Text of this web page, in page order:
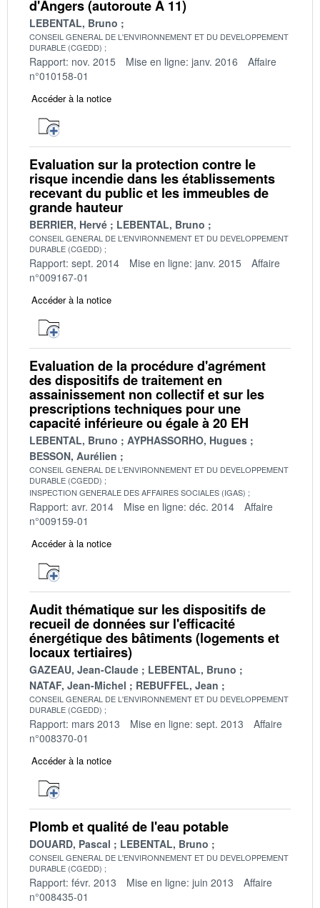
d'Angers (autoroute A 11)
LEBENTAL, Bruno
CONSEIL GENERAL DE L'ENVIRONNEMENT ET DU DEVELOPPEMENT
DURABLE (CGEDD)
Rapport: nov. 2015 Mise en ligne: janv. 2016
Affaire
n°010158-01
Accéder à la notice
Evaluation sur la protection contre le
risque incendie dans les établissements
recevant du public et les immeubles de
grande hauteur
BERRIER, Hervé LEBENTAL, Bruno
CONSEIL GENERAL DE L'ENVIRONNEMENT ET DU DEVELOPPEMENT
DURABLE (CGEDD)
Rapport: sept. 2014 Mise en ligne: janv. 2015
Affaire
n°009167-01
Accéder à la notice
Evaluation de la procédure d'agrément
des dispositifs de traitement en
assainissement non collectif et sur les
prescriptions techniques pour une
capacité inférieure ou égale à 20 EH
LEBENTAL, Bruno
AYPHASSORHO, Hugues
BESSON, Aurélien
CONSEIL GENERAL DE L'ENVIRONNEMENT ET DU DEVELOPPEMENT
DURABLE (CGEDD)
INSPECTION GENERALE DES AFFAIRES SOCIALES (IGAS)
Rapport: avr. 2014 Mise en ligne: déc. 2014
Affaire
n°009159-01
Accéder à la notice
Audit thématique sur les dispositifs de
recueil de données sur l'efficacité
énergétique des bâtiments (logements et
locaux tertiaires)
GAZEAU, Jean-Claude
LEBENTAL, Bruno
NATAF, Jean-Michel
REBUFFEL, Jean
CONSEIL GENERAL DE L'ENVIRONNEMENT ET DU DEVELOPPEMENT
DURABLE (CGEDD)
Rapport: mars 2013 Mise en ligne: sept. 2013
Affaire
n°008370-01
Accéder à la notice
Plomb et qualité de l'eau potable
DOUARD, Pascal LEBENTAL, Bruno
CONSEIL GENERAL DE L'ENVIRONNEMENT ET DU DEVELOPPEMENT
DURABLE (CGEDD)
Rapport: févr. 2013 Mise en ligne: juin 2013
Affaire
n°008435-01